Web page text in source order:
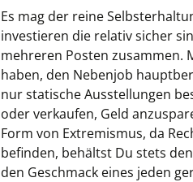
Es mag der reine
investieren die relativ sicher
mehreren Posten zusammen.
haben, den Nebenjob
nur statische Ausstellungen
oder verkaufen, Geld
Form von Extremismus, da
befinden, behältst Du stets
den Geschmack eines jeden